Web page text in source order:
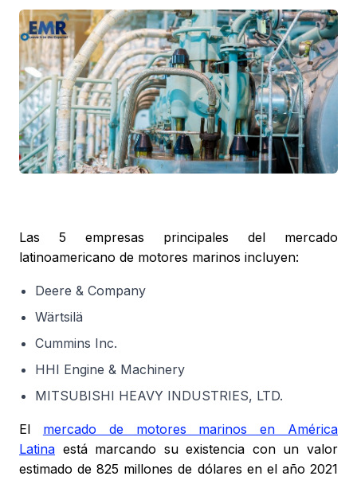
Las 5 empresas principales del mercado
latinoamericano de motores marinos incluyen:
Deere & Company
Wärtsilä
Cummins Inc.
HHI Engine & Machinery
MITSUBISHI HEAVY INDUSTRIES, LTD.
El mercado de motores marinos en América
Latina está marcando su existencia con un valor
estimado de 825 millones de dólares en el año 2021